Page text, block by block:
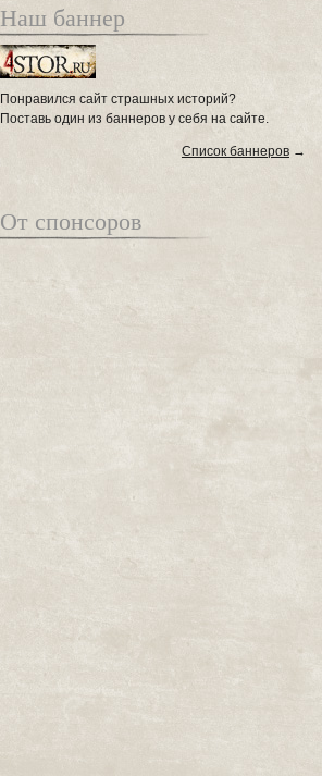
Наш баннер
Понравился сайт страшных историй?
Поставь один из баннеров у себя на сайте.
Список баннеров →
От спонсоров